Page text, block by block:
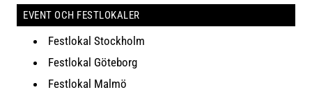
EVENT OCH FESTLOKALER
Festlokal Stockholm
Festlokal Göteborg
Festlokal Malmö